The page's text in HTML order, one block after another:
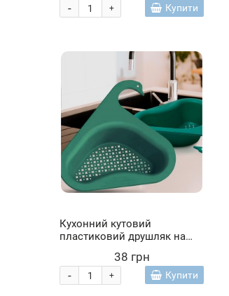
+
- Купити
Кухонний кутовий
пластиковий друшляк на
Зелений (YAB)38 грн
+
- Купити